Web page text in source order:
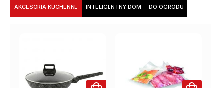
AKCESORIA KUCHENNE INTELIGENTNY DOM DO OGRODU